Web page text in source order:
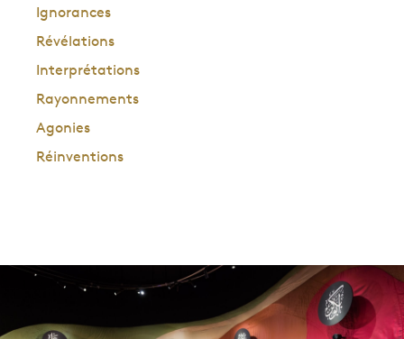
Ignorances
Révélations
Interprétations
Rayonnements
Agonies
Réinventions